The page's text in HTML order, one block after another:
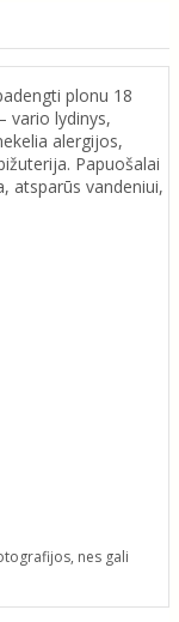
plonu 18
vario lydinys,
alergijos,
Papuošalai
atsparūs vandeniui,
nes gali